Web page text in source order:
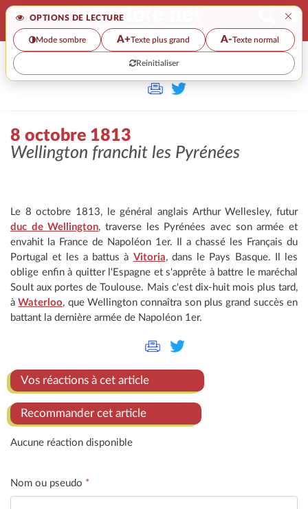
OPTIONS DE LECTURE ×
Mode sombre A+Texte plus grand A-Texte normal
Reinitialiser
>>
8 octobre 1813
Wellington franchit les Pyrénées
Le 8 octobre 1813, le général anglais Arthur Wellesley, futur
duc de Wellington, traverse les Pyrénées avec son armée et
envahit la France de Napoléon 1er. Il a chassé les Français du
Portugal et les a battus à Vitoria, dans le Pays Basque. Il les
oblige enfin à quitter l'Espagne et s'apprête à battre le maréchal
Soult aux portes de Toulouse. Mais c'est dix-huit mois plus tard,
àWaterloo, que Wellington connaîtra son plus grand succès en
battant la dernière armée de Napoléon 1er.
Vos réactions à cet article
Recommander cet article
Aucune réaction disponible
Nom ou pseudo *